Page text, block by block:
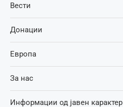
Вести
Донации
Европа
За нас
Информации од јавен карактер